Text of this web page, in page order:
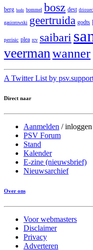
berg bodo bommel bosz dest
gasiorowski geertruida godts
perisic plea rcv saibari
veerman wanner
A Twitter List by
Direct naar
Aanmelden /inloggen
PSV Forum
Stand
Kalender
E-zine (nieuwsbrief)
Nieuwsarchief
Over ons
Voor webmasters
Disclaimer
Privacy
Adverteren